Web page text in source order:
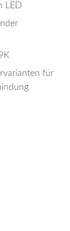
LED
für